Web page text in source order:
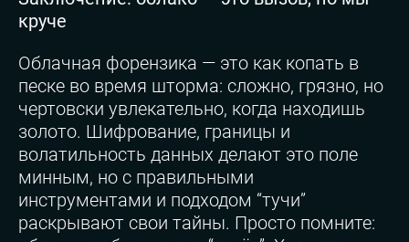
круче
Облачная форензика — это как копать в
песке во время шторма: сложно, грязно, но
чертовски увлекательно, когда находишь
золото. Шифрование, границы и
волатильность данных делают это поле
минным, но с правильными
инструментами и подходом “тучи”
раскрывают свои тайны. Просто помните: